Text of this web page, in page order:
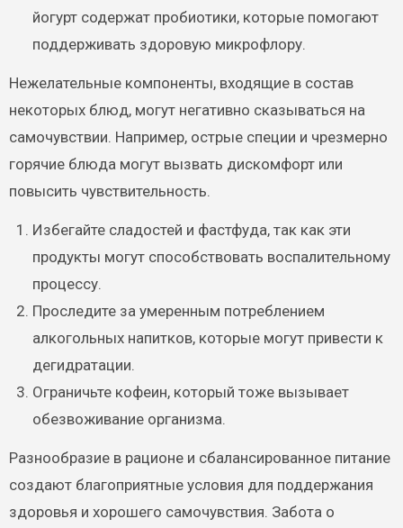
йогурт содержат пробиотики, которые помогают
поддерживать здоровую микрофлору.
Нежелательные компоненты, входящие в состав
некоторых блюд, могут негативно сказываться на
самочувствии. Например, острые специи и чрезмерно
горячие блюда могут вызвать дискомфорт или
повысить чувствительность.
Избегайте сладостей и фастфуда, так как эти
продукты могут способствовать воспалительному
процессу.
Проследите за умеренным потреблением
алкогольных напитков, которые могут привести к
дегидратации.
Ограничьте кофеин, который тоже вызывает
обезвоживание организма.
Разнообразие в рационе и сбалансированное питание
создают благоприятные условия для поддержания
здоровья и хорошего самочувствия. Забота о